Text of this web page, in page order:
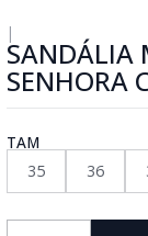
|
SANDÁLIA
SENHORA
TAM
35
36